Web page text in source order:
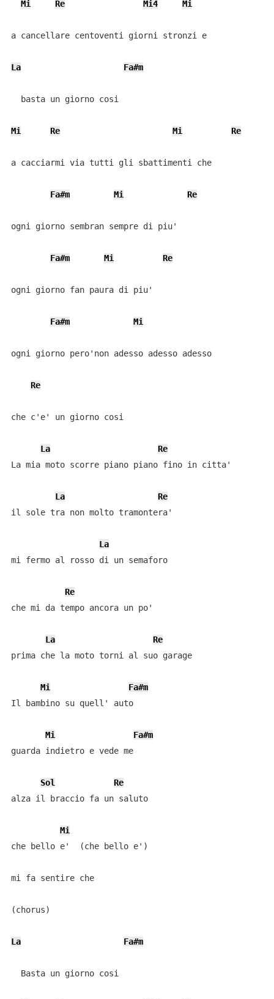
Mi Re Mi4 Mi
a cancellare centoventi giorni stronzi e
La Fa#m
  basta un giorno cosi
Mi Re Mi Re
a cacciarmi via tutti gli sbattimenti che
Fa#m Mi Re
ogni giorno sembran sempre di piu'
Fa#m Mi Re
ogni giorno fan paura di piu'
Fa#m Mi
ogni giorno pero'non adesso adesso adesso
Re
che c'e' un giorno cosi
La
Re
La mia moto scorre piano piano fino in citta'
La
Re
il sole tra non molto tramontera'
La
mi fermo al rosso di un semaforo
Re
che mi da tempo ancora un po'
La
Re
prima che la moto torni al suo garage
Mi
Fa#m
Il bambino su quell' auto
Mi
Fa#m
guarda indietro e vede me
Sol
Re
alza il braccio fa un saluto
Mi
che bello e'  (che bello e')
mi fa sentire che
(chorus)
La Fa#m
  Basta un giorno cosi